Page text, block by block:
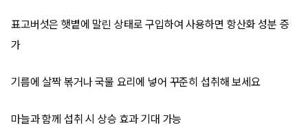
표고버섯은 햇볕에 말린 상태로 구입하여 사용하면 항산화 성분 증
가
기름에 살짝 볶거나 국물 요리에 넣어 꾸준히 섭취해 보세요
마늘과 함께 섭취 시 상승 효과 기대 가능